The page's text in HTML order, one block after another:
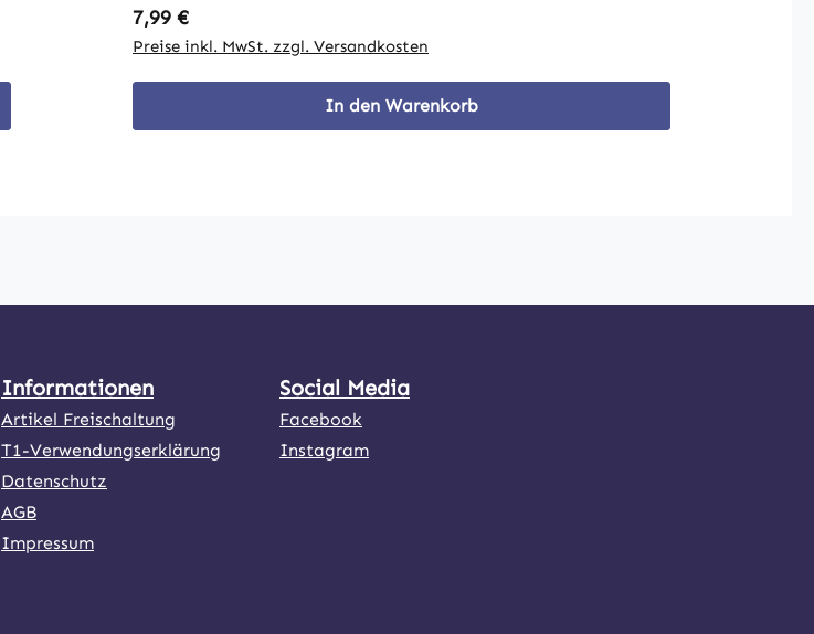
setzt unmittelbar nach der Zündung etwa 20 Sekunden lang
dichten, blauen Rauch frei. ACHTUNG! Dieses Produkt stößt an
Rauch in kürzerer Zeit freigegeben werden ohne die gesetzlich
zugelassene Brennrate zu überschreiten. Dank seines
Regulärer Preis:
7,99 €
Preise inkl. MwSt. zzgl. Versandkosten
In den Warenkorb
Informationen
Artikel Freischaltung
T1-Verwendungserklärung
Datenschutz
AGB
Impressum
Social Media
Facebook
Instagram